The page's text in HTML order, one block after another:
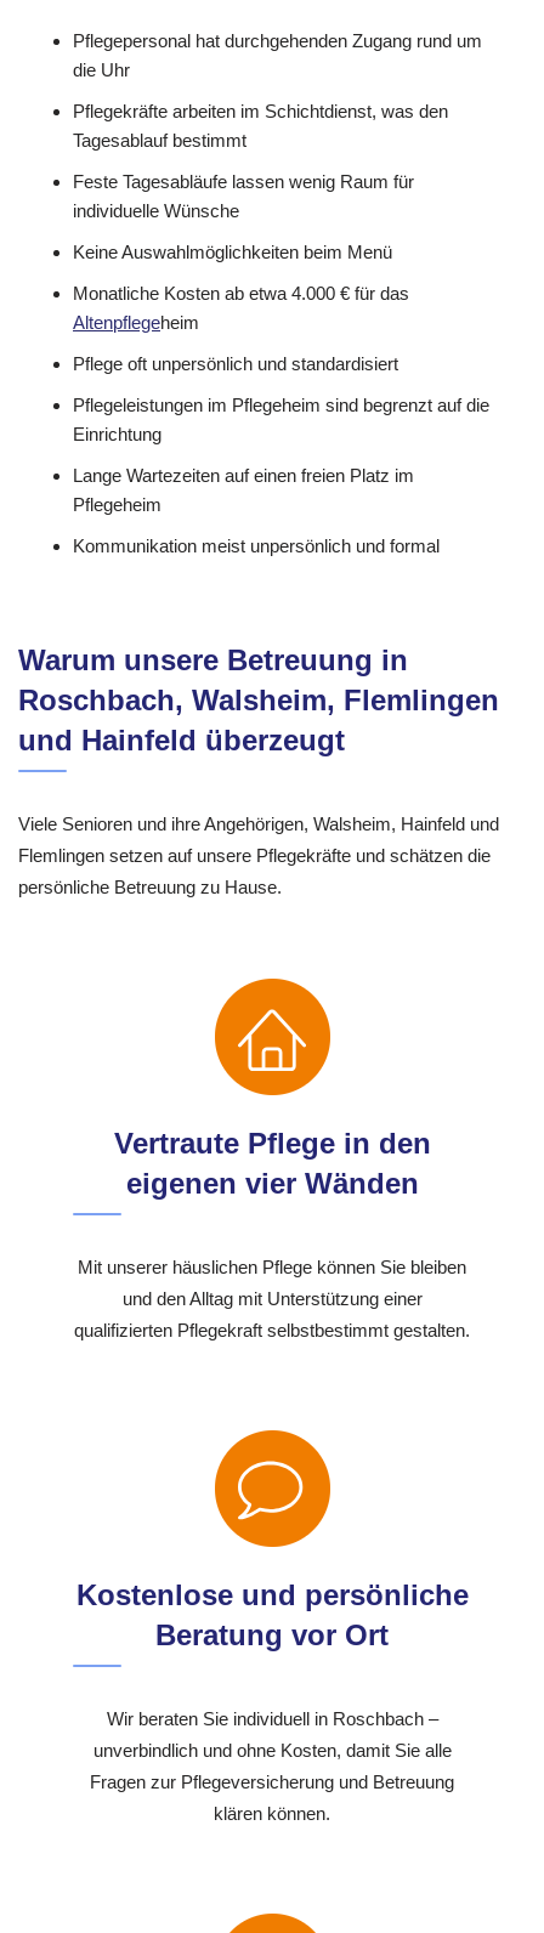
Pflegepersonal hat durchgehenden Zugang rund um
die Uhr
Pflegekräfte arbeiten im Schichtdienst, was den
Tagesablauf bestimmt
Feste Tagesabläufe lassen wenig Raum für
individuelle Wünsche
Keine Auswahlmöglichkeiten beim Menü
Monatliche Kosten ab etwa 4.000 € für das
Altenpflegeheim
Pflege oft unpersönlich und standardisiert
Pflegeleistungen im Pflegeheim sind begrenzt auf die
Einrichtung
Lange Wartezeiten auf einen freien Platz im
Pflegeheim
Kommunikation meist unpersönlich und formal
Warum unsere Betreuung in
Roschbach, Walsheim, Flemlingen
und Hainfeld überzeugt
Viele Senioren und ihre Angehörigen, Walsheim, Hainfeld und
Flemlingen setzen auf unsere Pflegekräfte und schätzen die
persönliche Betreuung zu Hause.
Vertraute Pflege in den
eigenen vier Wänden
Mit unserer häuslichen Pflege können Sie bleiben
und den Alltag mit Unterstützung einer
qualifizierten Pflegekraft selbstbestimmt gestalten.
Kostenlose und persönliche
Beratung vor Ort
Wir beraten Sie individuell in Roschbach –
unverbindlich und ohne Kosten, damit Sie alle
Fragen zur Pflegeversicherung und Betreuung
klären können.